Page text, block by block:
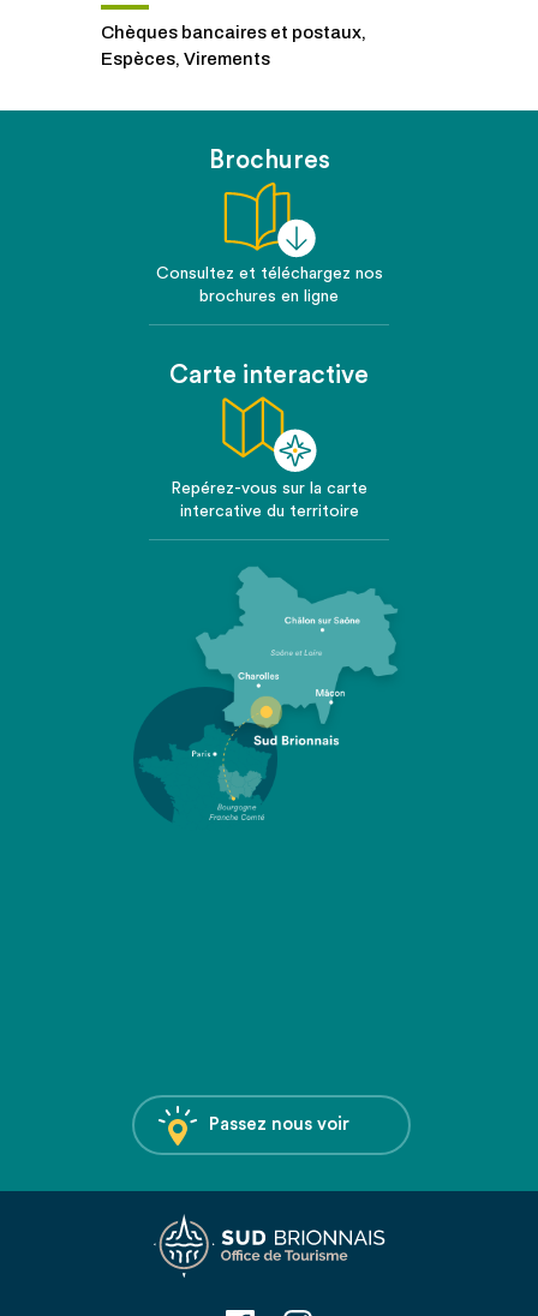
Chèques bancaires et postaux,
Espèces, Virements
Brochures
Consultez et téléchargez nos
brochures en ligne
Carte interactive
Repérez-vous sur la carte
intercative du territoire
Passez nous voir